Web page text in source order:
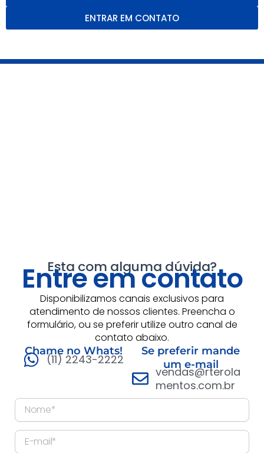
ENTRAR EM CONTATO
Esta com alguma dúvida?
Entre em contato
Disponibilizamos canais exclusivos para
atendimento de nossos clientes. Preencha o
formulário, ou se preferir utilize outro canal de
contato abaixo.
Chame no Whats!
(11) 2243-2222
Se preferir mande
um e-mail
vendas@rterola
mentos.com.br
N
E